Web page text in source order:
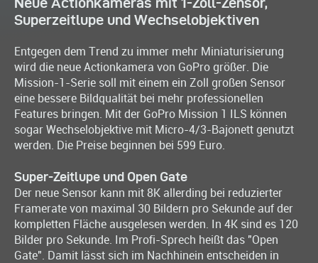
Superzeitlupe und Wechselobjektiven
Entgegen dem Trend zu immer mehr Miniaturisierung
wird die neue Actionkamera von GoPro größer. Die
Mission-1-Serie soll mit einem ein Zoll großen Sensor
eine bessere Bildqualität bei mehr professionellen
Features bringen. Mit der GoPro Mission 1 ILS können
sogar Wechselobjektive mit Micro-4/3-Bajonett genutzt
werden. Die Preise beginnen bei 599 Euro.
Super-Zeitlupe und Open Gate
Der neue Sensor kann mit 8K allerding bei reduzierter
Framerate von maximal 30 Bildern pro Sekunde auf der
kompletten Fläche ausgelesen werden. In 4K sind es 120
Bilder pro Sekunde. Im Profi-Sprech heißt das "Open
Gate". Damit lässt sich im Nachhinein entscheiden in